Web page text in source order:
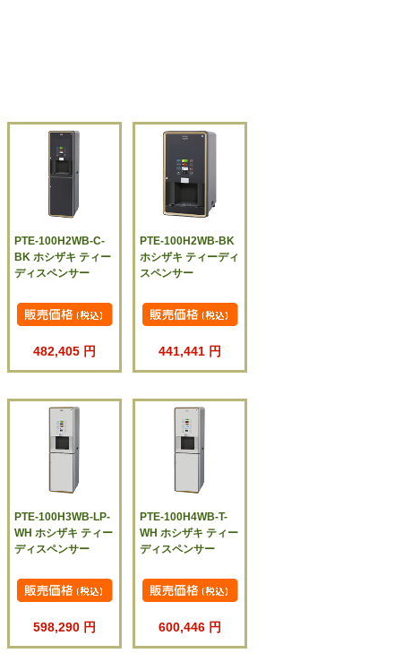
PTE-100H2WB-C-
BK ホシザキ ティー
ディスペンサー
482,405 円
PTE-100H2WB-BK
ホシザキ ティーディ
スペンサー
441,441 円
PTE-100H3WB-LP-
WH ホシザキ ティー
ディスペンサー
598,290 円
PTE-100H4WB-T-
WH ホシザキ ティー
ディスペンサー
600,446 円